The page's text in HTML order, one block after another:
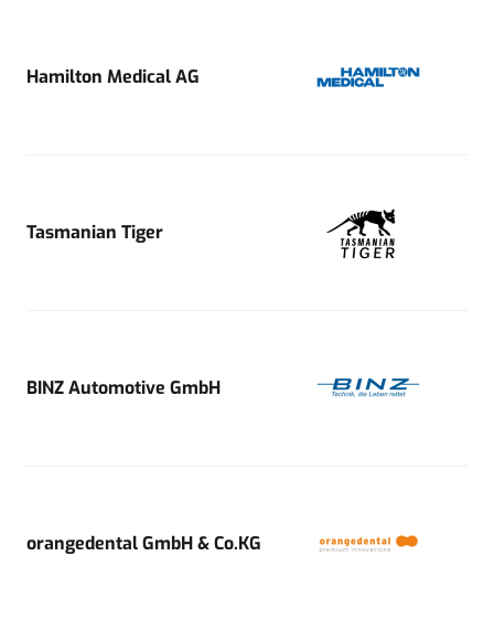
Hamilton Medical AG
Tasmanian Tiger
BINZ Automotive GmbH
orangedental GmbH & Co.KG